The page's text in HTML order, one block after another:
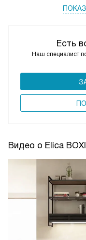
Есть
Наш специалист
Видео о Elica